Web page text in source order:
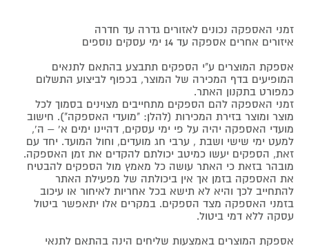
זמני האספקה נכונים לאזורים גדרה עד חדרה
איזורים אחרים אספקה עד 14 ימי עסקים נוספים
אספקת המוצרים ע"י הספקים תתבצע בהתאם לתנאים
המופיעים בדף המכירה של המוצר, בכפוף לביצוע התשלום
כמפורט בתקנון האתר.
זמני האספקה להם הספקים מתחייבים מצוינים בסמוך לכל
מוצר ומוצר בזירת המכירות (להלן: "מועדי האספקה"). חישוב
מועדי האספקה יהיה על פי ימי עסקים, דהיינו ימים א' – ה',
למעט ימי שישי ושבת , ערבי חג מועדים, וחול המועד. יחד עם
זאת, הספקים יעשו כמיטב יכולתם להקדים את זמן האספקה.
מובהר בזאת כי האתר עושה כל מאמץ מול הספקים להבטיח
את האספקה בזמן אך אין ביכולתה של מפעילת האתר
להתחייב לכך והיא לא תישא בכל אחריות לאיחור או עיכוב
בזמני האספקה מצד הספקים. במקרים אלו יתאפשר ביטול
עסקה ללא דמי ביטול.
אספקת המוצרים באמצעות שליחים הינה בהתאם לתנאי